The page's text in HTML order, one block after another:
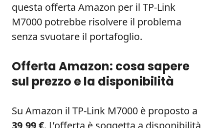
questa offerta Amazon per il TP-Link
M7000 potrebbe risolvere il problema
senza svuotare il portafoglio.
Offerta Amazon: cosa sapere
sul prezzo e la disponibilità
Su Amazon il TP-Link M7000 è proposto a
39,99 €. L’offerta è soggetta a disponibilità